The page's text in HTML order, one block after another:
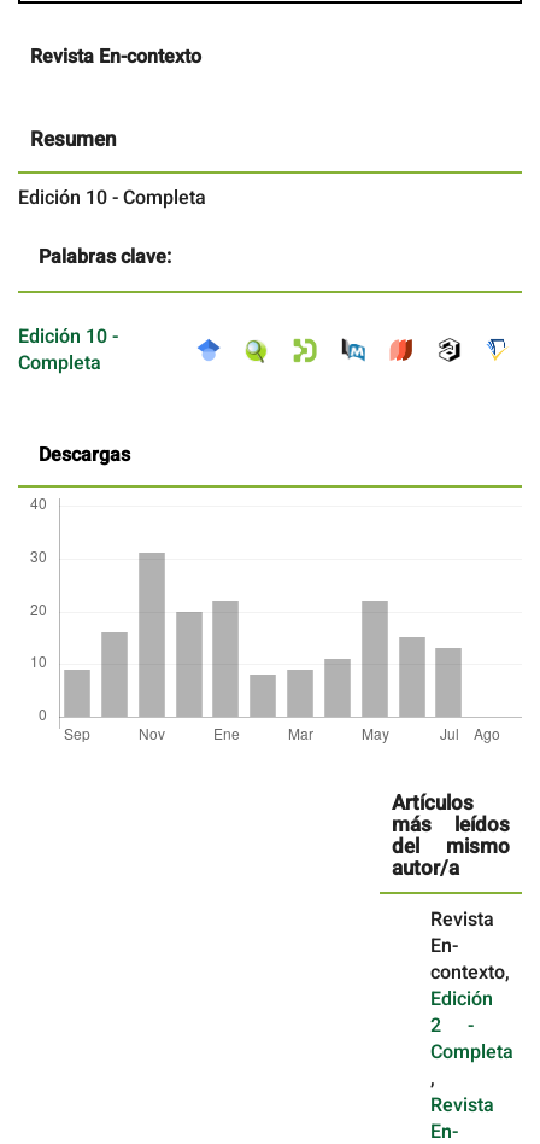
Contenido
principal
Revista En-contexto
Resumen
Edición 10 - Completa
Palabras clave:
Edición 10 -
Completa
Descargas
Artículos
más leídos
del mismo
autor/a
Revista
En-
contexto,
Edición
2 -
Completa
,
Revista
En-